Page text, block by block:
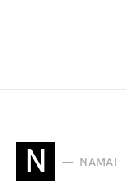
N NAMAI